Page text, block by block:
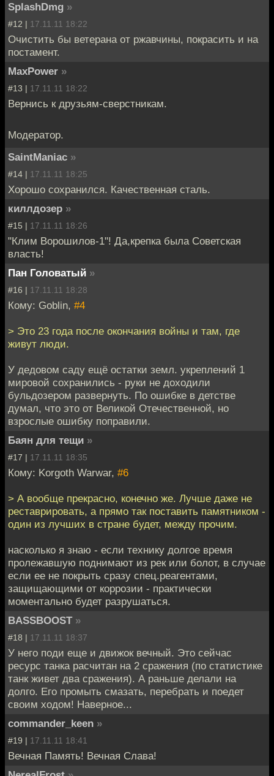
SplashDmg »
#12 | 17.11.11 18:22
Очистить бы ветерана от ржавчины, покрасить и на
постамент.
MaxPower »
#13 | 17.11.11 18:22
Вернись к друзьям-сверстникам.
Модератор.
SaintManiac »
#14 | 17.11.11 18:25
Хорошо сохранился. Качественная сталь.
киллдозер »
#15 | 17.11.11 18:26
"Клим Ворошилов-1"! Да,крепка была Советская
власть!
Пан Головатый »
#16 | 17.11.11 18:28
Кому: Goblin, #4
> Это 23 года после окончания войны и там, где
живут люди.
У дедовом саду ещё остатки земл. укреплений 1
мировой сохранились - руки не доходили
бульдозером развернуть. По ошибке в детстве
думал, что это от Великой Отечественной, но
взрослые ошибку поправили.
Баян для тещи »
#17 | 17.11.11 18:35
Кому: Korgoth Warwar, #6
> А вообще прекрасно, конечно же. Лучше даже не
реставрировать, а прямо так поставить памятником -
один из лучших в стране будет, между прочим.
насколько я знаю - если технику долгое время
пролежавшую поднимают из рек или болот, в случае
если ее не покрыть сразу спец.реагентами,
защищающими от коррозии - практически
моментально будет разрушаться.
BASSBOOST »
#18 | 17.11.11 18:37
У него поди еще и движок вечный. Это сейчас
ресурс танка расчитан на 2 сражения (по статистике
танк живет два сражения). А раньше делали на
долго. Его промыть смазать, перебрать и поедет
своим ходом! Наверное...
commander_keen »
#19 | 17.11.11 18:41
Вечная Память! Вечная Слава!